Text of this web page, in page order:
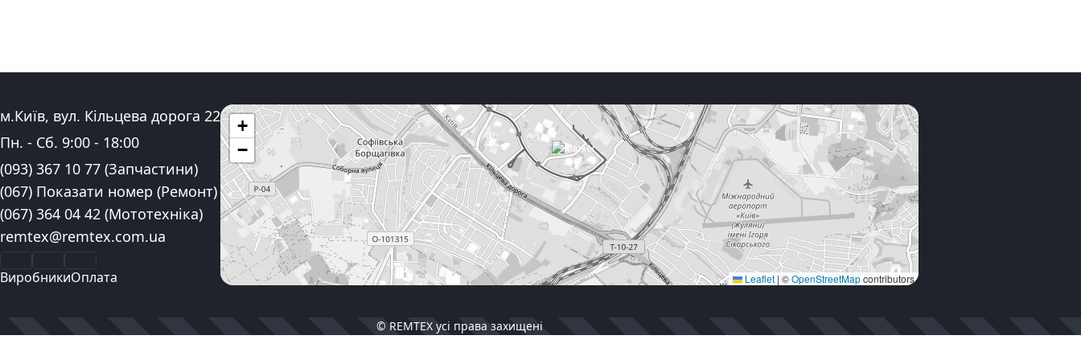
Адреса:
м.Київ, вул. Кільцева дорога 22
Графік роботи:
Пн. - Сб. 9:00 - 18:00
Контактні номера телефону:
(093) 367 10 77 (Запчастини)
(067) Показати номер (Ремонт)
(067) 364 04 42 (Мототехніка)
Електронна пошта:
remtex@remtex.com.ua
ВиробникиОплата
+
−
Leaflet | ©OpenStreetMapcontributors
© REMTEX усі права захищені